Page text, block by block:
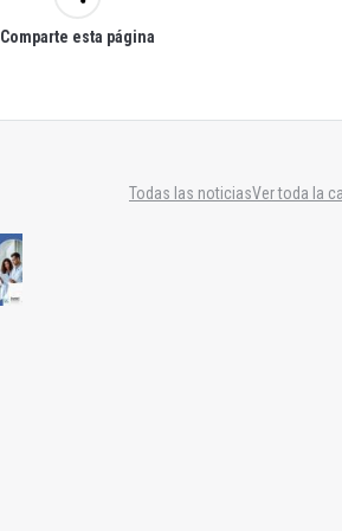
Comparte esta página
Todas las noticiasVer toda la